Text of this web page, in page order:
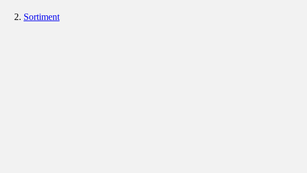
Sortiment